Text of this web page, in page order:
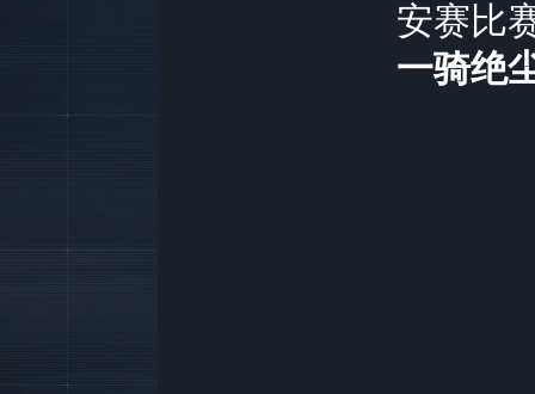
安赛比
一骑绝